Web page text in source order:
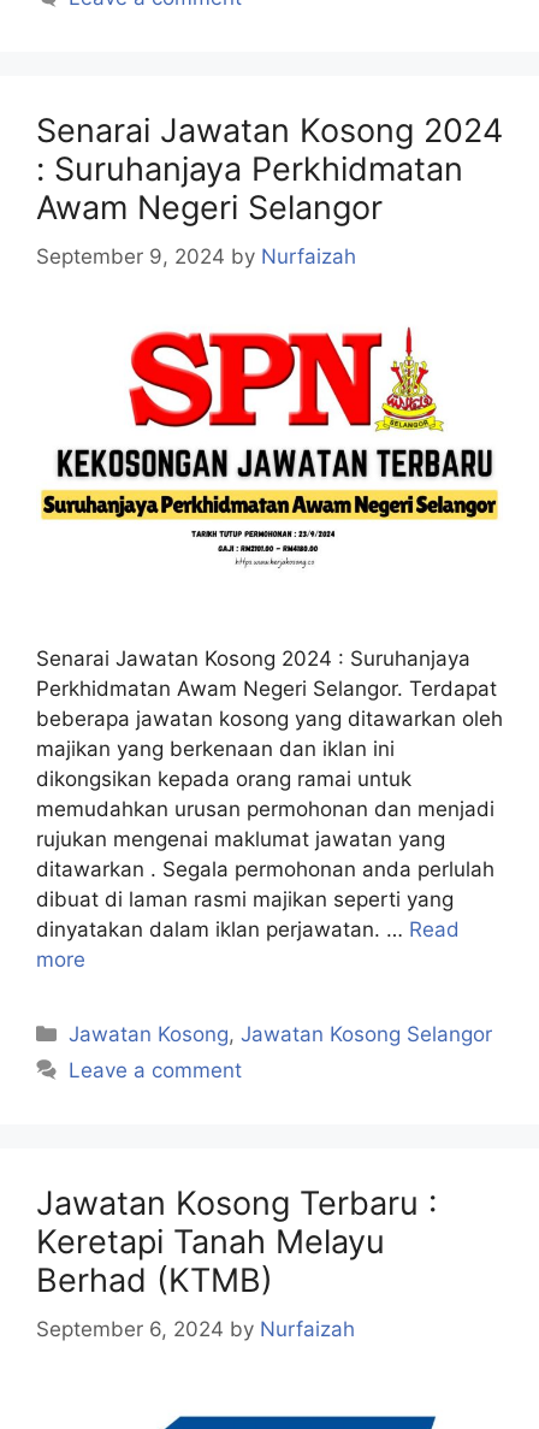
Senarai Jawatan Kosong 2024
: Suruhanjaya Perkhidmatan
Awam Negeri Selangor
September 9, 2024 by Nurfaizah
Senarai Jawatan Kosong 2024 : Suruhanjaya
Perkhidmatan Awam Negeri Selangor. Terdapat
beberapa jawatan kosong yang ditawarkan oleh
majikan yang berkenaan dan iklan ini
dikongsikan kepada orang ramai untuk
memudahkan urusan permohonan dan menjadi
rujukan mengenai maklumat jawatan yang
ditawarkan . Segala permohonan anda perlulah
dibuat di laman rasmi majikan seperti yang
dinyatakan dalam iklan perjawatan. … Read
more
Categories
Jawatan Kosong,Jawatan Kosong Selangor
Leave a comment
Jawatan Kosong Terbaru :
Keretapi Tanah Melayu
Berhad (KTMB)
September 6, 2024 by Nurfaizah